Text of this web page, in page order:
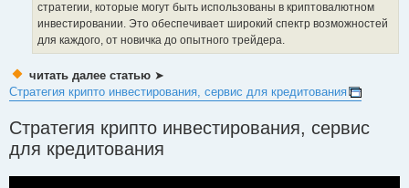
стратегии, которые могут быть использованы в криптовалютном
инвестировании. Это обеспечивает широкий спектр возможностей
для каждого, от новичка до опытного трейдера.
читать далее статью ➤
Стратегия крипто инвестирования, сервис для кредитования
Стратегия крипто инвестирования, сервис
для кредитования